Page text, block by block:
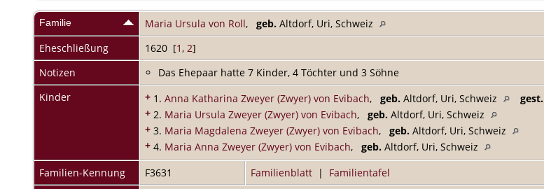
Familie Maria Ursula von Roll, geb. Altdorf, Uri, Schweiz
Eheschließung
1620 [1 , 2]
Notizen
Das Ehepaar hatte 7 Kinder, 4 Töchter und 3 Söhne
Kinder
+ 1. Anna Katharina Zweyer (Zwyer) von Evibach, geb. Altdorf, Uri, Schweiz gest.
+ 2. Maria Ursula Zweyer (Zwyer) von Evibach, geb. Altdorf, Uri, Schweiz
+ 3. Maria Magdalena Zweyer (Zwyer) von Evibach, geb. Altdorf, Uri, Schweiz
+ 4. Maria Anna Zweyer (Zwyer) von Evibach, geb. Altdorf, Uri, Schweiz
Familien-Kennung
F3631 Familienblatt | Familientafel